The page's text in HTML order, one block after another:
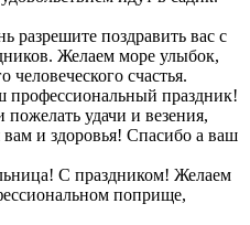
разрешите поздравить вас с
Желаем море улыбок,
человеческого счастья.
профессиональный праздник!
удачи и везения,
вам и здоровья! Спасибо а ваш
С праздником! Желаем
поприще,